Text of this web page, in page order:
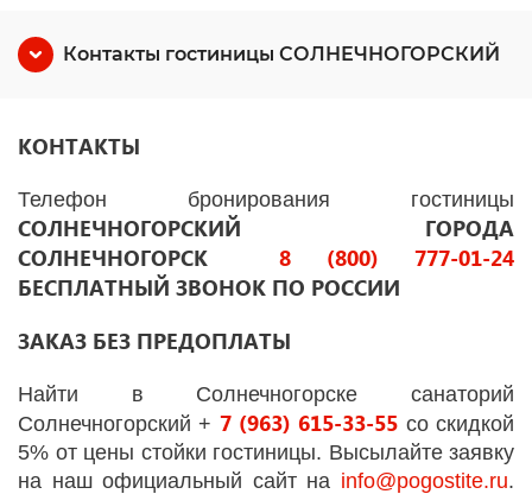
Контакты гостиницы СОЛНЕЧНОГОРСКИЙ
КОНТАКТЫ
Телефон бронирования гостиницы
СОЛНЕЧНОГОРСКИЙ ГОРОДА
СОЛНЕЧНОГОРСК
8 (800) 777-01-24
БЕСПЛАТНЫЙ ЗВОНОК ПО РОССИИ
ЗАКАЗ БЕЗ ПРЕДОПЛАТЫ
Найти в Солнечногорске санаторий
Солнечногорский + 7 (963) 615-33-55 со скидкой
5% от цены стойки гостиницы. Высылайте заявку
на наш официальный сайт на info@pogostite.ru.